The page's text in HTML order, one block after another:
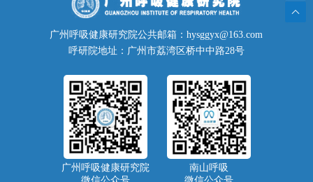
广州呼吸健康研究院公共邮箱：hysggyx@163.com
呼研院地址：广州市荔湾区桥中中路28号
广州呼吸健康研究院
南山呼吸